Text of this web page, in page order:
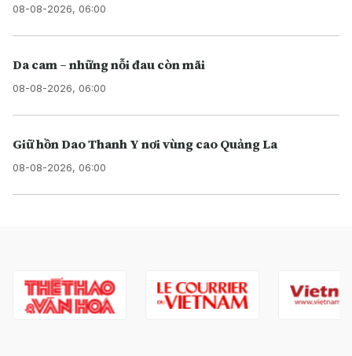
08-08-2026, 06:00
Da cam – những nỗi đau còn mãi
08-08-2026, 06:00
Giữ hồn Dao Thanh Y nơi vùng cao Quảng La
08-08-2026, 06:00